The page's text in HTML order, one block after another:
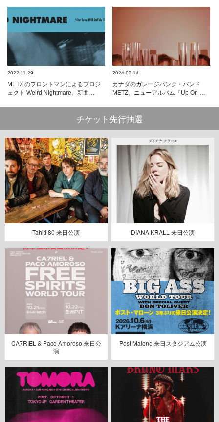
2022.11.29
METZ のフロントマンによるプロジ
ェクト Weird Nightmare、新曲…
2024.02.14
カナダのガレージパンク・バンド
METZ、ニューアルバム『Up On …
チケット先行抽選
Tahiti 80 来日公演 DIANA KRALL 来日公演
CA7RIEL & Paco Amoroso 来日公
演
Post Malone 来日スタジアム公演